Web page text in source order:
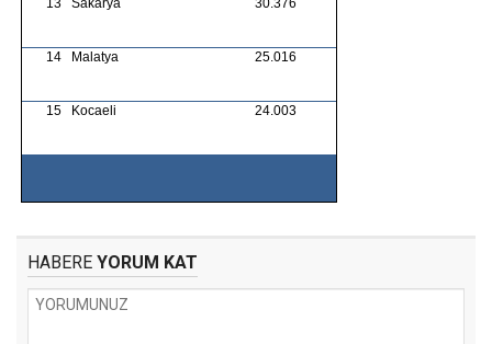
13 Sakarya 30.376
14 Malatya 25.016
15 Kocaeli 24.003
HABERE YORUM KAT